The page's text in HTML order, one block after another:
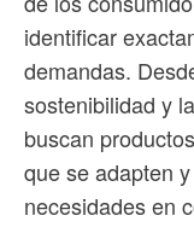
identificar
demandas.
sostenibilidad y
buscan
que se adapten
necesidades en